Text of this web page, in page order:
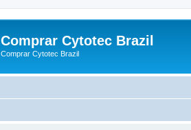
Comprar Cytotec Brazil
Comprar Cytotec Brazil